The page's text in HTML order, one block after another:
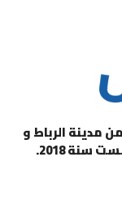
مدينة الرباط و
سنة 2018.